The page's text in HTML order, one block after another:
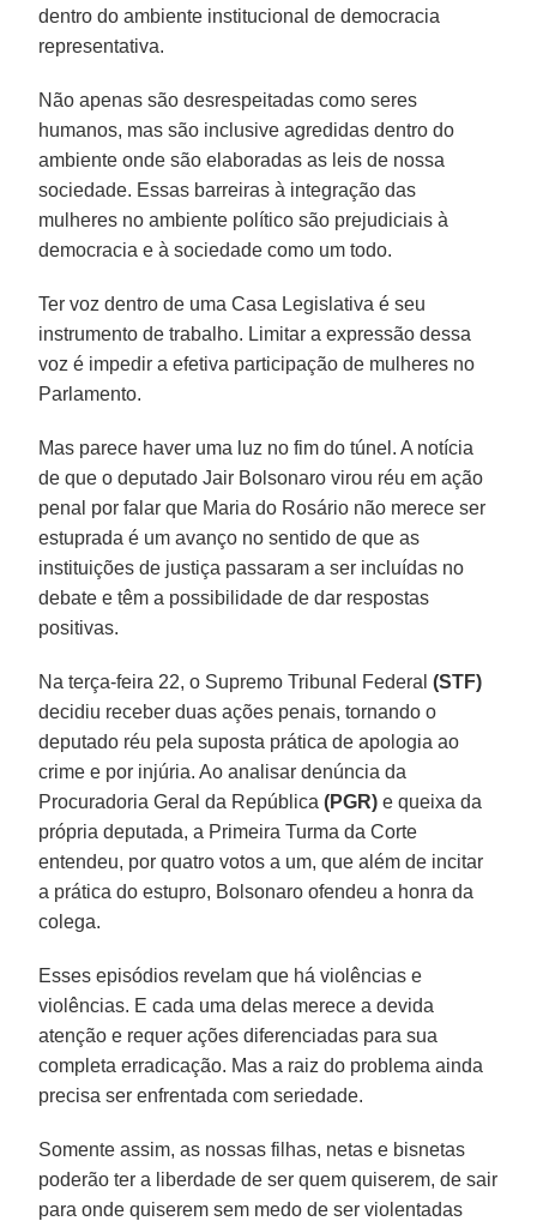
dentro do ambiente institucional de democracia
representativa.
Não apenas são desrespeitadas como seres
humanos, mas são inclusive agredidas dentro do
ambiente onde são elaboradas as leis de nossa
sociedade. Essas barreiras à integração das
mulheres no ambiente político são prejudiciais à
democracia e à sociedade como um todo.
Ter voz dentro de uma Casa Legislativa é seu
instrumento de trabalho. Limitar a expressão dessa
voz é impedir a efetiva participação de mulheres no
Parlamento.
Mas parece haver uma luz no fim do túnel. A notícia
de que o deputado Jair Bolsonaro virou réu em ação
penal por falar que Maria do Rosário não merece ser
estuprada é um avanço no sentido de que as
instituições de justiça passaram a ser incluídas no
debate e têm a possibilidade de dar respostas
positivas.
Na terça-feira 22, o Supremo Tribunal Federal(STF)
decidiu receber duas ações penais, tornando o
deputado réu pela suposta prática de apologia ao
crime e por injúria. Ao analisar denúncia da
Procuradoria Geral da República(PGR) e queixa da
própria deputada, a Primeira Turma da Corte
entendeu, por quatro votos a um, que além de incitar
a prática do estupro, Bolsonaro ofendeu a honra da
colega.
Esses episódios revelam que há violências e
violências. E cada uma delas merece a devida
atenção e requer ações diferenciadas para sua
completa erradicação. Mas a raiz do problema ainda
precisa ser enfrentada com seriedade.
Somente assim, as nossas filhas, netas e bisnetas
poderão ter a liberdade de ser quem quiserem, de sair
para onde quiserem sem medo de ser violentadas